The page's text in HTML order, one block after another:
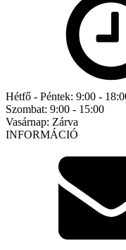
Hétfő - Péntek: 9:00 -
Szombat: 9:00 - 15:00
Vasárnap: Zárva
INFORMÁCIÓ